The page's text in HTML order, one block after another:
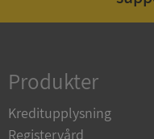
Produkter
Kreditupplysning
Registervårdoch